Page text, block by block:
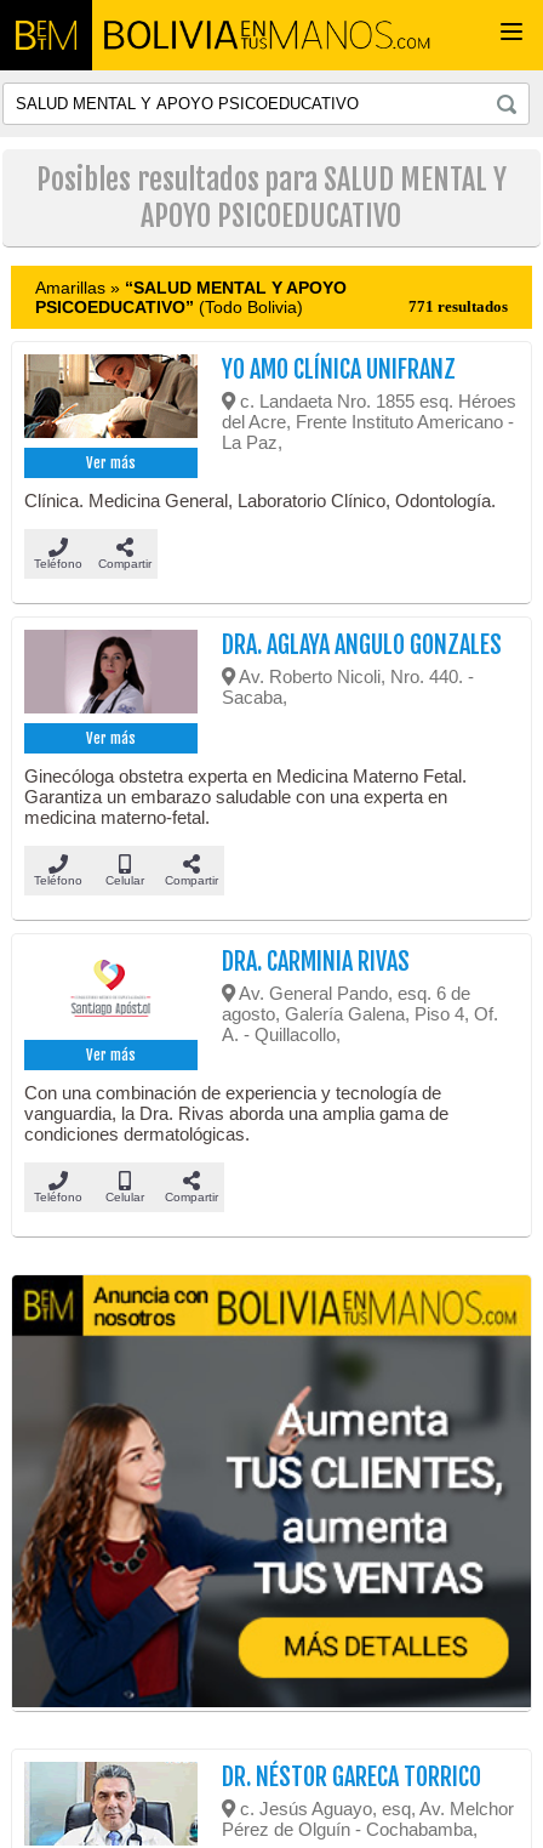
Posibles resultados para SALUD MENTAL Y
APOYO PSICOEDUCATIVO
Amarillas » “SALUD MENTAL Y APOYO
PSICOEDUCATIVO” (Todo Bolivia) 771 resultados
Ver más
YO AMO CLÍNICA UNIFRANZ
c. Landaeta Nro. 1855 esq. Héroes
del Acre, Frente Instituto Americano -
La Paz,
Clínica. Medicina General, Laboratorio Clínico, Odontología.
Teléfono Compartir
Ver más
DRA. AGLAYA ANGULO GONZALES
Av. Roberto Nicoli, Nro. 440. -
Sacaba,
Ginecóloga obstetra experta en Medicina Materno Fetal.
Garantiza un embarazo saludable con una experta en
medicina materno-fetal.
Teléfono Celular Compartir
Ver más
DRA. CARMINIA RIVAS
Av. General Pando, esq. 6 de
agosto, Galería Galena, Piso 4, Of.
A. - Quillacollo,
Con una combinación de experiencia y tecnología de
vanguardia, la Dra. Rivas aborda una amplia gama de
condiciones dermatológicas.
Teléfono Celular Compartir
DR. NÉSTOR GARECA TORRICO
c. Jesús Aguayo, esq, Av. Melchor
Pérez de Olguín - Cochabamba,